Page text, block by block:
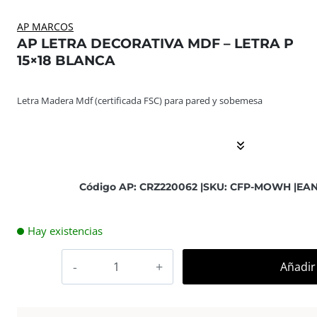
AP MARCOS
AP LETRA DECORATIVA MDF – LETRA P
15×18 BLANCA
Letra Madera Mdf (certificada FSC) para pared y
Letra Madera Mdf (certificada FSC) para pared y sobemesa
Código AP: CRZ220062 |SKU: CFP-MOWH |
Hay existencias